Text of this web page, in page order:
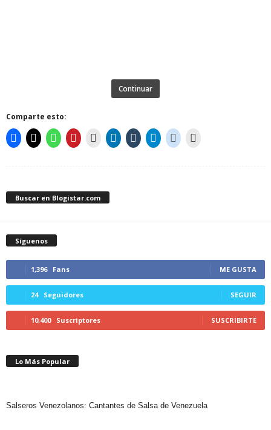
Continuar
Comparte esto:
Buscar en Blogistar.com
Síguenos
1,396 Fans ME GUSTA
24 Seguidores SEGUIR
10,400 Suscriptores SUSCRIBIRTE
Lo Más Popular
Salseros Venezolanos: Cantantes de Salsa de Venezuela